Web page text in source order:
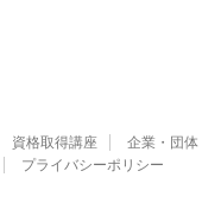
資格取得講座
企業・団体
プライバシーポリシー